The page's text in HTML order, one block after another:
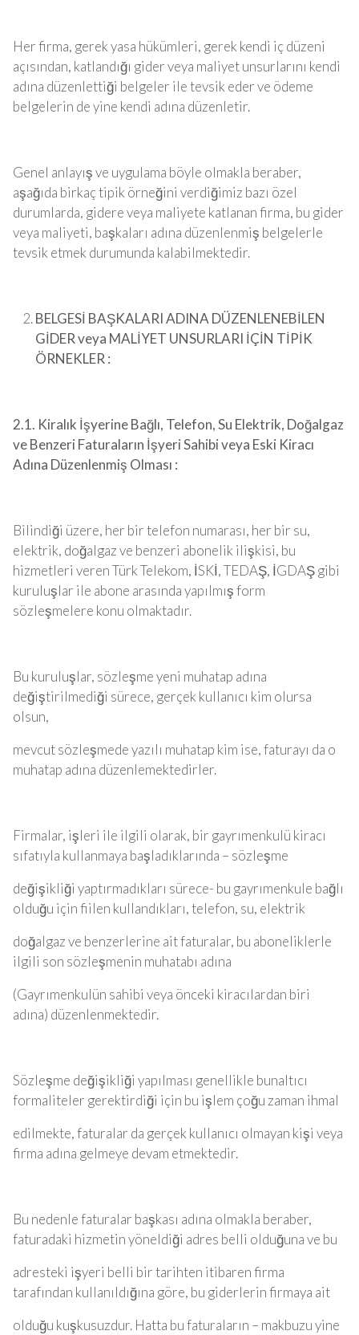
Her firma, gerek yasa hükümleri, gerek kendi iç düzeni
açısından, katlandığı gider veya maliyet unsurlarını kendi
adına düzenlettiği belgeler ile tevsik eder ve ödeme
belgelerin de yine kendi adına düzenletir.
Genel anlayış ve uygulama böyle olmakla beraber,
aşağıda birkaç tipik örneğini verdiğimiz bazı özel
durumlarda, gidere veya maliyete katlanan firma, bu gider
veya maliyeti, başkaları adına düzenlenmiş belgelerle
tevsik etmek durumunda kalabilmektedir.
BELGESİ BAŞKALARI ADINA DÜZENLENEBİLEN
GİDER veya MALİYET UNSURLARI İÇİN TİPİK
ÖRNEKLER :
2.1. Kiralık İşyerine Bağlı, Telefon, Su Elektrik, Doğalgaz
ve Benzeri Faturaların İşyeri Sahibi veya Eski Kiracı
Adına Düzenlenmiş Olması :
Bilindiği üzere, her bir telefon numarası, her bir su,
elektrik, doğalgaz ve benzeri abonelik ilişkisi, bu
hizmetleri veren Türk Telekom, İSKİ, TEDAŞ, İGDAŞ gibi
kuruluşlar ile abone arasında yapılmış form
sözleşmelere konu olmaktadır.
Bu kuruluşlar, sözleşme yeni muhatap adına
değiştirilmediği sürece, gerçek kullanıcı kim olursa
olsun,
mevcut sözleşmede yazılı muhatap kim ise, faturayı da o
muhatap adına düzenlemektedirler.
Firmalar, işleri ile ilgili olarak, bir gayrımenkulü kiracı
sıfatıyla kullanmaya başladıklarında – sözleşme
değişikliği yaptırmadıkları sürece- bu gayrımenkule bağlı
olduğu için fiilen kullandıkları, telefon, su, elektrik
doğalgaz ve benzerlerine ait faturalar, bu aboneliklerle
ilgili son sözleşmenin muhatabı adına
(Gayrımenkulün sahibi veya önceki kiracılardan biri
adına) düzenlenmektedir.
Sözleşme değişikliği yapılması genellikle bunaltıcı
formaliteler gerektirdiği için bu işlem çoğu zaman ihmal
edilmekte, faturalar da gerçek kullanıcı olmayan kişi veya
firma adına gelmeye devam etmektedir.
Bu nedenle faturalar başkası adına olmakla beraber,
faturadaki hizmetin yöneldiği adres belli olduğuna ve bu
adresteki işyeri belli bir tarihten itibaren firma
tarafından kullanıldığına göre, bu giderlerin firmaya ait
olduğu kuşkusuzdur. Hatta bu faturaların – makbuzu yine